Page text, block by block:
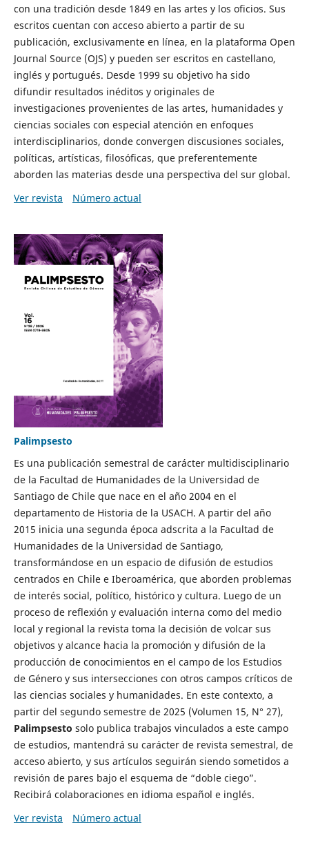
con una tradición desde 1849 en las artes y los oficios. Sus
escritos cuentan con acceso abierto a partir de su
publicación, exclusivamente en línea, en la plataforma Open
Journal Source (OJS) y pueden ser escritos en castellano,
inglés y portugués. Desde 1999 su objetivo ha sido
difundir resultados inéditos y originales de
investigaciones provenientes de las artes, humanidades y
ciencias sociales con especial atención en enfoques
interdisciplinarios, donde convergen discusiones sociales,
políticas, artísticas, filosóficas, que preferentemente
aborden las materias desde una perspectiva del sur global.
Ver revista
Número actual
Palimpsesto
Es una publicación semestral de carácter multidisciplinario
de la Facultad de Humanidades de la Universidad de
Santiago de Chile que nace en el año 2004 en el
departamento de Historia de la USACH. A partir del año
2015 inicia una segunda época adscrita a la Facultad de
Humanidades de la Universidad de Santiago,
transformándose en un espacio de difusión de estudios
centrados en Chile e Iberoamérica, que aborden problemas
de interés social, político, histórico y cultura. Luego de un
proceso de reflexión y evaluación interna como del medio
local y regional la revista toma la decisión de volcar sus
objetivos y alcance hacia la promoción y difusión de la
producción de conocimientos en el campo de los Estudios
de Género y sus intersecciones con otros campos críticos de
las ciencias sociales y humanidades. En este contexto, a
partir del segundo semestre de 2025 (Volumen 15, N° 27),
Palimpsesto solo publica trabajos vinculados a este campo
de estudios, mantendrá su carácter de revista semestral, de
acceso abierto, y sus artículos seguirán siendo sometidos a
revisión de pares bajo el esquema de “doble ciego”.
Recibirá colaboraciones en idioma español e inglés.
Ver revista
Número actual